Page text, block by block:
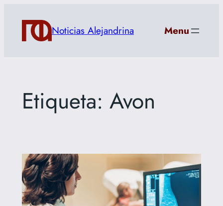
contenido
Noticias Alejandrina Menu
Etiqueta: Avon